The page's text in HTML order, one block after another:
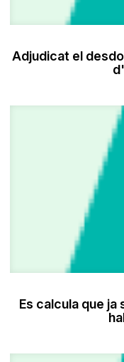
Adjudicat el
Es calcula que ja